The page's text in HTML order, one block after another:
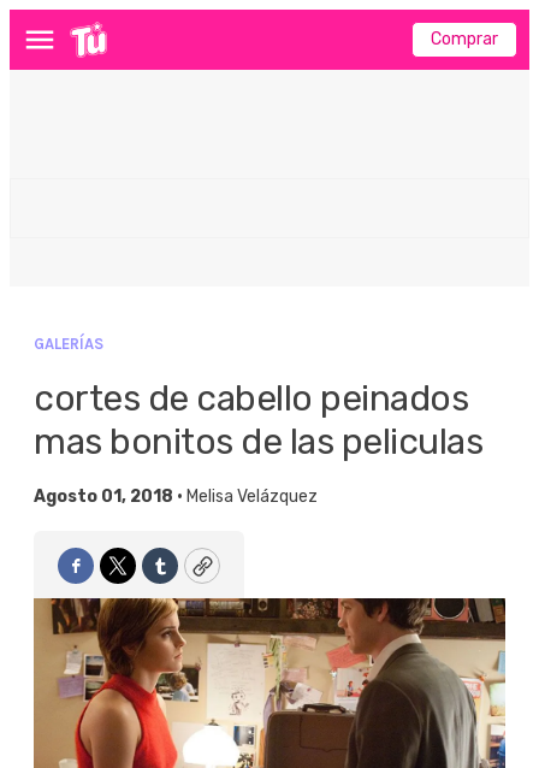
Menú Comprar
GALERÍAS
cortes de cabello peinados
mas bonitos de las peliculas
Agosto 01, 2018 • Melisa Velázquez
Facebook
TwitterTumblrCopy